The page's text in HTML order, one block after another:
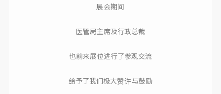
展会期间
医管局主席及行政总裁
也前来展位进行了参观交流
给予了我们极大赞许与鼓励